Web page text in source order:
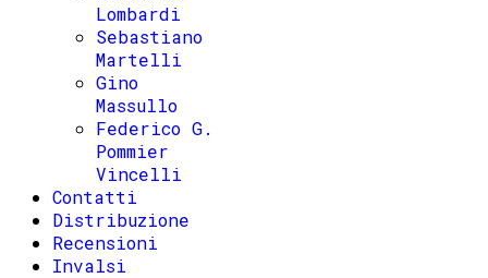
Lombardi
Sebastiano
Martelli
Gino
Massullo
Federico G.
Pommier
Vincelli
Contatti
Distribuzione
Recensioni
Invalsi